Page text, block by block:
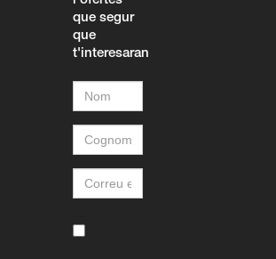
que segur
que
t'interesaran